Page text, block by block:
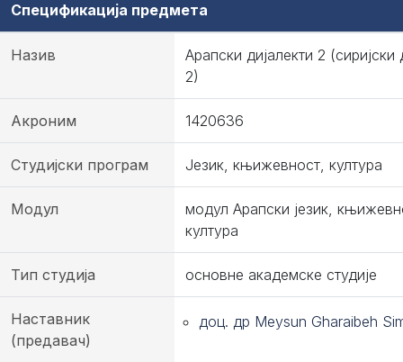
Спецификација предмета
Назив
Арапски дијалекти 2 (сиријски
2)
Акроним 1420636
Студијски програм Језик, књижевност, култура
Модул
модул Арапски језик,
култура
Тип студија основне академске студије
Наставник
(предавач)
доц. др Meysun Gharaibeh